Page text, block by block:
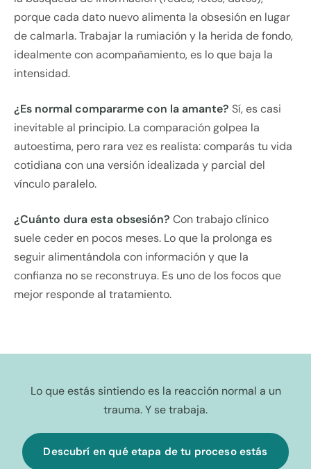
porque cada dato nuevo alimenta la obsesión en lugar
de calmarla. Trabajar la rumiación y la herida de fondo,
idealmente con acompañamiento, es lo que baja la
intensidad.
¿Es normal compararme con la amante? Sí, es casi
inevitable al principio. La comparación golpea la
autoestima, pero rara vez es realista: comparás tu vida
cotidiana con una versión idealizada y parcial del
vínculo paralelo.
¿Cuánto dura esta obsesión? Con trabajo clínico
suele ceder en pocos meses. Lo que la prolonga es
seguir alimentándola con información y que la
confianza no se reconstruya. Es uno de los focos que
mejor responde al tratamiento.
Lo que estás sintiendo es la reacción normal a un
trauma. Y se trabaja.
Descubrí en qué etapa de tu proceso estás